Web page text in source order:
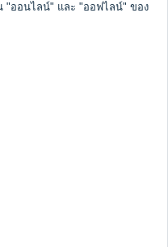
"ออนไลน์" และ "ออฟไลน์" ของ